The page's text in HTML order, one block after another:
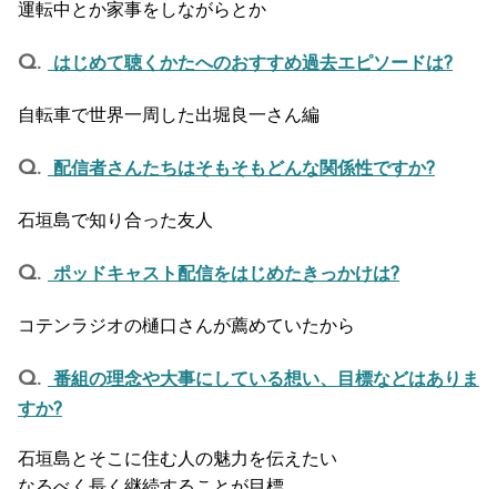
運転中とか家事をしながらとか
はじめて聴くかたへのおすすめ過去エピソードは?
自転車で世界一周した出堀良一さん編
配信者さんたちはそもそもどんな関係性ですか?
石垣島で知り合った友人
ポッドキャスト配信をはじめたきっかけは?
コテンラジオの樋口さんが薦めていたから
番組の理念や大事にしている想い、目標などはありま
すか?
石垣島とそこに住む人の魅力を伝えたい